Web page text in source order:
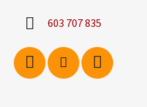
603 707 835